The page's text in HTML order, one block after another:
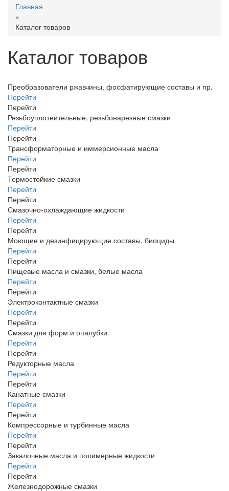
Главная
»
Каталог товаров
Каталог товаров
Преобразователи ржавчины, фосфатирующие составы и пр.
Перейти
Перейти
Резьбоуплотнительные, резьбонарезные смазки
Перейти
Перейти
Трансформаторные и иммерсионные масла
Перейти
Перейти
Термостойкие смазки
Перейти
Перейти
Смазочно-охлаждающие жидкости
Перейти
Перейти
Моющие и дезинфицирующие составы, биоциды
Перейти
Перейти
Пищевые масла и смазки, белые масла
Перейти
Перейти
Электроконтактные смазки
Перейти
Перейти
Смазки для форм и опалубки
Перейти
Перейти
Редукторные масла
Перейти
Перейти
Канатные смазки
Перейти
Перейти
Компрессорные и турбинные масла
Перейти
Перейти
Закалочные масла и полимерные жидкости
Перейти
Перейти
Железнодорожные смазки